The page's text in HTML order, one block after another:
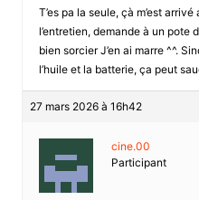
T’es pa la seule, çà m’est
l’entretien, demande à un pote
bien sorcier J’en ai marre ^^.
l’huile et la batterie, ça peut
27 mars 2026 à 16h42
cine.00
Participant